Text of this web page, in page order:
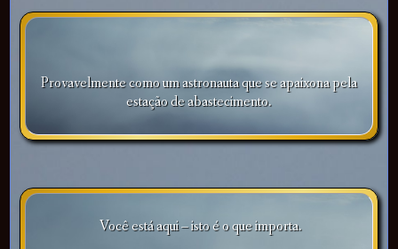
Provavelmente como um astronauta que se apaixona pela
estação de abastecimento.
Você está aqui – isto é o que importa.